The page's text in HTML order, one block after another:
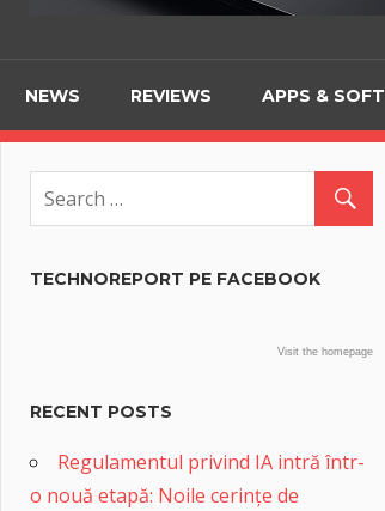
NEWS REVIEWS APPS & SOFT
TECHNOREPORT PE FACEBOOK
Visit the homepage
RECENT POSTS
Regulamentul privind IA intră într-
o nouă etapă: Noile cerințe de